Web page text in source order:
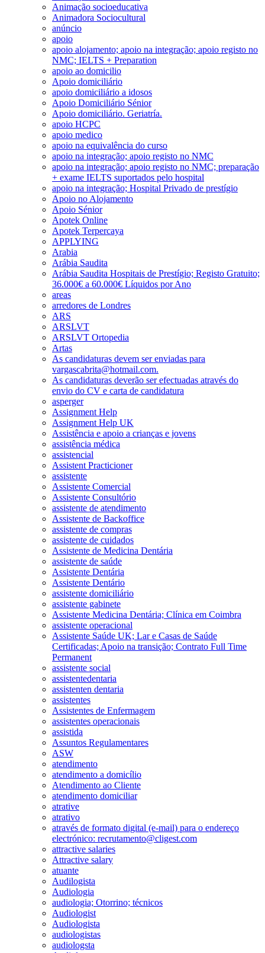
Animação socioeducativa
Animadora Sociocultural
anúncio
apoio
apoio alojamento; apoio na integração; apoio registo no
NMC; IELTS + Preparation
apoio ao domicilio
Apoio domiciliário
apoio domiciliário a idosos
Apoio Domiciliário Sénior
Apoio domiciliário. Geriatría.
apoio HCPC
apoio medico
apoio na equivalência do curso
apoio na integração; apoio registo no NMC
apoio na integração; apoio registo no NMC; preparação
+ exame IELTS suportados pelo hospital
apoio na integração; Hospital Privado de prestígio
Apoio no Alojamento
Apoio Sénior
Apotek Online
Apotek Terpercaya
APPLYING
Arabia
Arábia Saudita
Arábia Saudita Hospitais de Prestígio; Registo Gratuito;
36.000€ a 60.000€ Líquidos por Ano
areas
arredores de Londres
ARS
ARSLVT
ARSLVT Ortopedia
Artas
As candidaturas devem ser enviadas para
vargascabrita@hotmail.com.
As candidaturas deverão ser efectuadas através do
envio do CV e carta de candidatura
asperger
Assignment Help
Assignment Help UK
Assistência e apoio a crianças e jovens
assistência médica
assistencial
Assistent Practicioner
assistente
Assistente Comercial
Assistente Consultório
assistente de atendimento
Assistente de Backoffice
assistente de compras
assistente de cuidados
Assistente de Medicina Dentária
assistente de saúde
Assistente Dentária
Assistente Dentário
assistente domiciliário
assistente gabinete
Assistente Medicina Dentária; Clínica em Coimbra
assistente operacional
Assistente Saúde UK; Lar e Casas de Saúde
Certificadas; Apoio na transição; Contrato Full Time
Permanent
assistente social
assistentedentaria
assistenten dentaria
assistentes
Assistentes de Enfermagem
assistentes operacionais
assistida
Assuntos Regulamentares
ASW
atendimento
atendimento a domicílio
Atendimento ao Cliente
atendimento domiciliar
atrative
atrativo
através de formato digital (e-mail) para o endereço
electrónico: recrutamento@cligest.com
attractive salaries
Attractive salary
atuante
Audilogista
Audiologia
audiologia; Otorrino; técnicos
Audiologist
Audiologista
audiologistas
audiologsta